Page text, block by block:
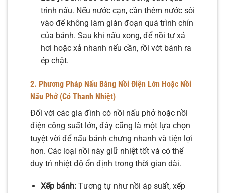
trình nấu. Nếu nước cạn, cần thêm nước sôi
vào để không làm gián đoạn quá trình chín
của bánh. Sau khi nấu xong, để nồi tự xả
hơi hoặc xả nhanh nếu cần, rồi vớt bánh ra
ép chặt.
2. Phương Pháp Nấu Bằng Nồi Điện Lớn Hoặc Nồi
Nấu Phở (Có Thanh Nhiệt)
Đối với các gia đình có nồi nấu phở hoặc nồi
điện công suất lớn, đây cũng là một lựa chọn
tuyệt vời để nấu bánh chưng nhanh và tiện lợi
hơn. Các loại nồi này giữ nhiệt tốt và có thể
duy trì nhiệt độ ổn định trong thời gian dài.
Xếp bánh:Tương tự như nồi áp suất, xếp